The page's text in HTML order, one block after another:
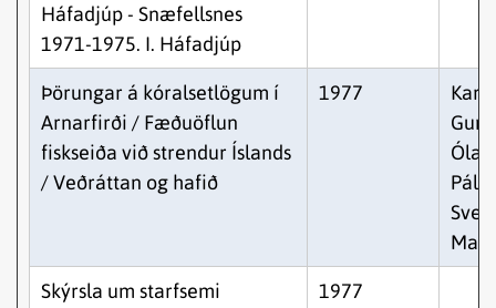
Háfadjúp - Snæfellsnes
1971-1975. I. Háfadjúp
Þörungar á kóralsetlögum í
Arnarfirði / Fæðuöflun
fiskseiða við strendur Íslands
/ Veðráttan og hafið
1977
Karl
Skýrsla um starfsemi
1977